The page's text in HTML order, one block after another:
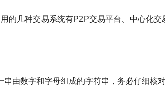
的几种交易系统有P2P交易平台、中心化
由数字和字母组成的字符串，务必仔细核